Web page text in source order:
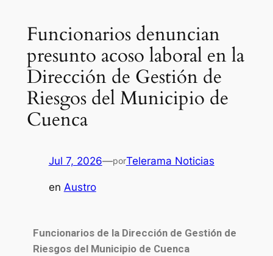
Funcionarios denuncian
presunto acoso laboral en la
Dirección de Gestión de
Riesgos del Municipio de
Cuenca
Jul 7, 2026—porTelerama Noticias
en Austro
Funcionarios de la Dirección de Gestión de
Riesgos del Municipio de Cuenca